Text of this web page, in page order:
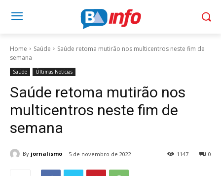
Home Saúde
Saúde retoma mutirão nos multicentros neste fim de
semana
Saúde Últimas Notícias
Saúde retoma mutirão nos
multicentros neste fim de
semana
By jornalismo 5 de novembro de 2022 0
1147